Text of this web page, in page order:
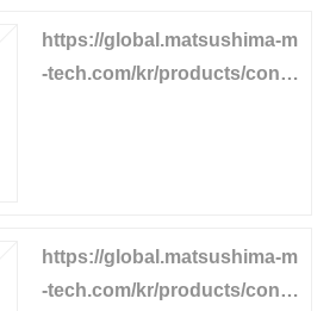
https://global.matsushima-m
-tech.com/kr/products/conv
https://global.matsushima-m
-tech.com/kr/products/conv